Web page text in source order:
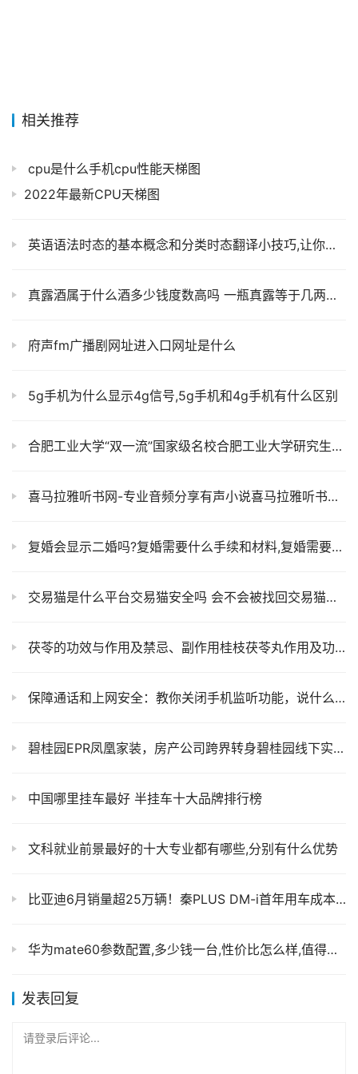
相关推荐
cpu是什么手机cpu性能天梯图
2022年最新CPU天梯图
英语语法时态的基本概念和分类时态翻译小技巧,让你轻松掌握
真露酒属于什么酒多少钱度数高吗 一瓶真露等于几两白酒
府声fm广播剧网址进入口网址是什么
5g手机为什么显示4g信号,5g手机和4g手机有什么区别
合肥工业大学“双一流”国家级名校合肥工业大学研究生招生网
喜马拉雅听书网-专业音频分享有声小说喜马拉雅听书免费版下载
复婚会显示二婚吗?复婚需要什么手续和材料,复婚需要多长时间
交易猫是什么平台交易猫安全吗 会不会被找回交易猫手游交易平台
茯苓的功效与作用及禁忌、副作用桂枝茯苓丸作用及功能主治
保障通话和上网安全：教你关闭手机监听功能，说什么就推荐什么
碧桂园EPR凤凰家装，房产公司跨界转身碧桂园线下实体凤凰家装你怎么看！
中国哪里挂车最好 半挂车十大品牌排行榜
文科就业前景最好的十大专业都有哪些,分别有什么优势
比亚迪6月销量超25万辆！秦PLUS DM-i首年用车成本如何
华为mate60参数配置,多少钱一台,性价比怎么样,值得买吗?
发表回复
请登录后评论...